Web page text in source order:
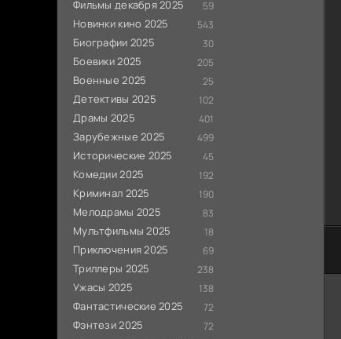
Фильмы декабря 2025 59
Новинки кино 2025 543
Биографии 2025 30
Боевики 2025 205
Военные 2025 25
Детективы 2025 102
Драмы 2025 401
Зарубежные 2025 499
Исторические 2025 45
Комедии 2025 192
Криминал 2025 190
Мелодрамы 2025 83
Мультфильмы 2025 18
Приключения 2025 69
Триллеры 2025 238
Ужасы 2025 138
Фантастические 2025 72
Фэнтези 2025 72